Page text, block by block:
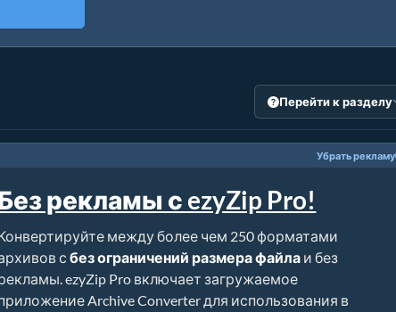
Перейти к разделу
Убрать рекламу
рекламы с ezyZip Pro!
между более чем 250 форматами
сбез ограничений размера файла и без
ezyZip Pro включает загружаемое
Archive Converter для использования в